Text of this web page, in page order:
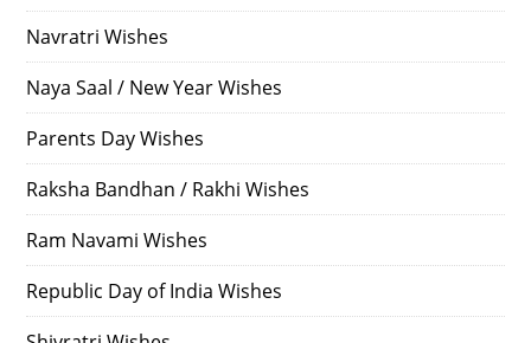
Navratri Wishes
Naya Saal / New Year Wishes
Parents Day Wishes
Raksha Bandhan / Rakhi Wishes
Ram Navami Wishes
Republic Day of India Wishes